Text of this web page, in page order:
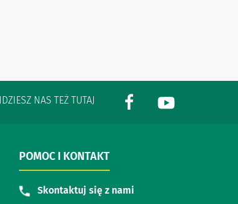
NAS TEŻ TUTAJ
POMOC I KONTAKT
Skontaktuj się z nami